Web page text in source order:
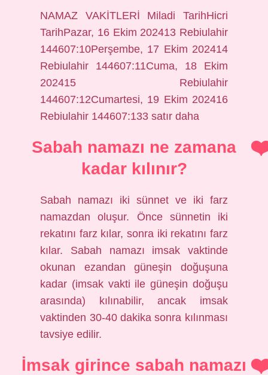
NAMAZ VAKİTLERİ Miladi TarihHicri
TarihPazar, 16 Ekim 202413 Rebiulahir
144607:10Perşembe, 17 Ekim 202414
Rebiulahir 144607:11Cuma, 18 Ekim
202415 Rebiulahir
144607:12Cumartesi, 19 Ekim 202416
Rebiulahir 144607:133 satır daha
Sabah namazı ne zamana
kadar kılınır?
Sabah namazı iki sünnet ve iki farz
namazdan oluşur. Önce sünnetin iki
rekatını farz kılar, sonra iki rekatını farz
kılar. Sabah namazı imsak vaktinde
okunan ezandan güneşin doğuşuna
kadar (imsak vakti ile güneşin doğuşu
arasında) kılınabilir, ancak imsak
vaktinden 30-40 dakika sonra kılınması
tavsiye edilir.
İmsak girince sabah namazı